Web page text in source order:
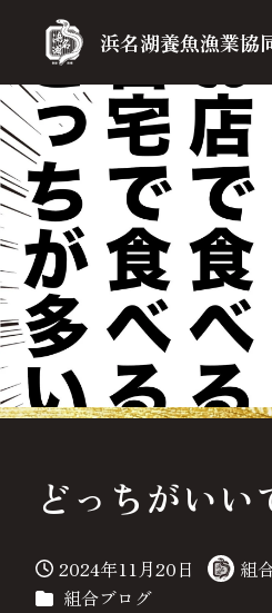
浜名湖養魚漁業協
どっちがいい
投稿日
2024年11月20日
著
組
カテゴリー
組合ブログ